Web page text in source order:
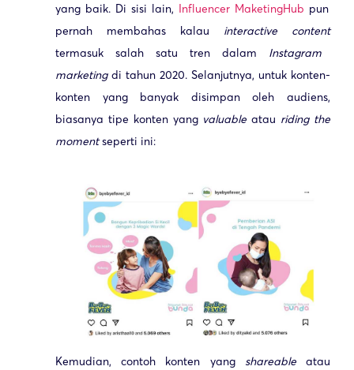
yang baik. Di sisi lain, Influencer MaketingHub pun
pernah membahas kalau interactive content
termasuk salah satu tren dalam Instagram
marketing di tahun 2020. Selanjutnya, untuk konten-
konten yang banyak disimpan oleh audiens,
biasanya tipe konten yang valuable atau riding the
momentseperti ini:
Kemudian, contoh konten yang shareableatau